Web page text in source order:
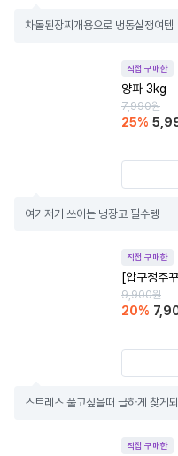
차돌된장찌개용으로 냉동실쟁여템
직접 구매한
양파 3kg
7,990원
25%
여기저기 쓰이는 냉장고 필수텡
직접 구매한
[압구정주
9,900원
20%
스트레스 풀고싶을때 급하게 찾게
직접 구매한